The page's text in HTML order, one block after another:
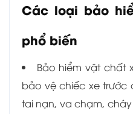
Các loại bảo
phổ biến
Bảo hiểm vật chất
bảo vệ chiếc xe
tai nạn, va chạm,